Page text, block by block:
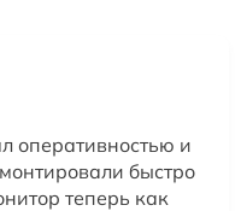
оперативностью и
быстро
теперь как